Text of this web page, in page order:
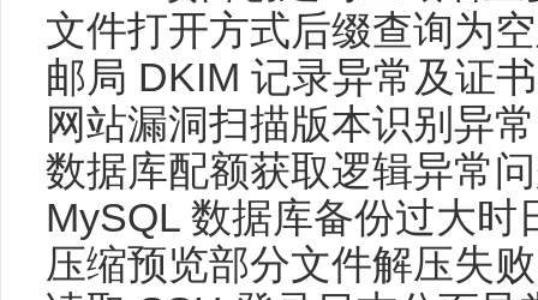
文件打开方式后缀查询为
邮局 DKIM 记录异常及证
网站漏洞扫描版本识别异
数据库配额获取逻辑异常
MySQL 数据库备份过大
压缩预览部分文件解压失